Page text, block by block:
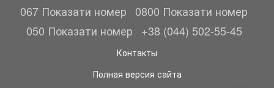
067 Показати номер
0800 Показати номер
050 Показати номер
+38 (044) 502-55-45
Контакты
Полная версия сайта